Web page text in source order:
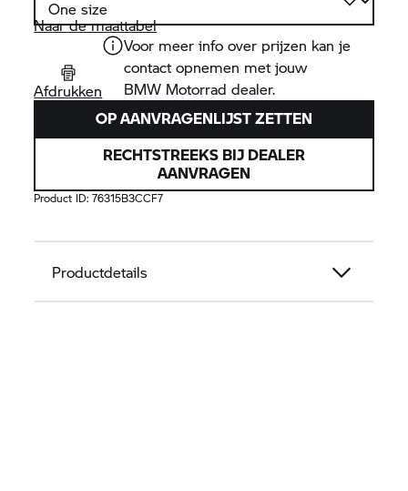
Naar de maattabel
Afdrukken
Voor meer info over prijzen kan je
contact opnemen met jouw
BMW Motorrad dealer.
OP AANVRAGENLIJST ZETTEN
RECHTSTREEKS BIJ DEALER
AANVRAGEN
Product ID:76315B3CCF7
Productdetails